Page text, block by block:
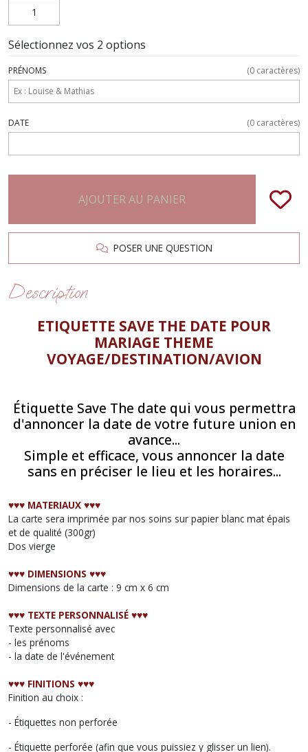
Sélectionnez vos 2 options
PRÉNOMS (0 caractères)
DATE (0 caractères)
AJOUTER AU PANIER
POSER UNE QUESTION
Description
ETIQUETTE SAVE THE DATE POUR
MARIAGE THEME
VOYAGE/DESTINATION/AVION
Étiquette Save The date qui vous permettra
d'annoncer la date de votre future union en
avance...
Simple et efficace, vous annoncer la date
sans en préciser le lieu et les horaires...
♥︎♥︎♥︎ MATERIAUX ♥︎♥︎♥︎
La carte sera imprimée par nos soins sur papier blanc mat épais
et de qualité (300gr)
Dos vierge
♥︎♥︎♥︎ DIMENSIONS ♥︎♥︎♥︎
Dimensions de la carte : 9 cm x 6 cm
♥︎♥︎♥︎ TEXTE PERSONNALISÉ ♥︎♥︎♥︎
Texte personnalisé avec
- les prénoms
- la date de l'événement
♥︎♥︎♥︎ FINITIONS ♥︎♥︎♥︎
Finition au choix :
- Étiquettes non perforée
- Étiquette perforée (afin que vous puissiez y glisser un lien).